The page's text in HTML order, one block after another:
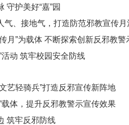
守护美好“嘉”园
气、接地气，打造防范邪教宣传
月”为载体 不断探索创新反邪教
活动 筑牢校园安全防线
艺轻骑兵”打造反邪宣传新阵地
载体，提升反邪教警示宣传效果
筑牢反邪防线